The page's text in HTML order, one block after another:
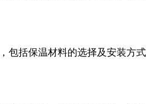
包括保温材料的选择及安装方式